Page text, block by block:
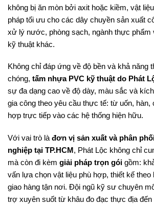
không bị ăn mòn bởi axit hoặc kiềm, vật
pháp tối ưu cho các dây chuyền sản xuất
xử lý nước, phòng sạch, ngành thực phẩm
kỹ thuật khác.
Không chỉ đáp ứng về độ bền và khả năng
chóng, tấm nhựa PVC kỹ thuật do Phát
sự đa dạng cao về độ dày, màu sắc và
gia công theo yêu cầu thực tế: từ uốn, hàn,
hợp trực tiếp vào các hệ thống hiện hữu.
Với vai trò là đơn vị sản xuất và phân
nghiệp tại TP.HCM, Phát Lộc không chỉ
mà còn đi kèm giải pháp trọn gói gồm:
vấn lựa chọn vật liệu phù hợp, thiết kế theo
giao hàng tận nơi. Đội ngũ kỹ sư chuyên
trợ xuyên suốt từ khâu đo đạc thực địa đến